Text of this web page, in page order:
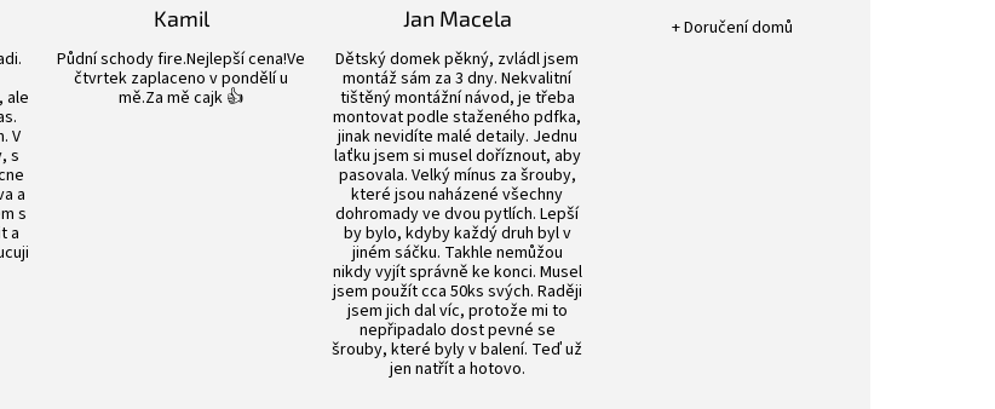
hvězdiček.
je 5 z 5 hvězdiček.
ale
V
s
a
s
a
Kamil
Hodnocení obchodu je 5 z 5 hvězdiček.
Půdní schody fire.Nejlepší cena!Ve
čtvrtek zaplaceno v pondělí u
mě.Za mě cajk 👍
Jan Macela
Hodnocení obchodu je 4 z 5 hvězdiček.
Dětský domek pěkný, zvládl jsem
montáž sám za 3 dny. Nekvalitní
tištěný montážní návod, je třeba
montovat podle staženého pdfka,
jinak nevidíte malé detaily. Jednu
laťku jsem si musel doříznout, aby
pasovala. Velký mínus za šrouby,
které jsou naházené všechny
dohromady ve dvou pytlích. Lepší
by bylo, kdyby každý druh byl v
jiném sáčku. Takhle nemůžou
nikdy vyjít správně ke konci. Musel
jsem použít cca 50ks svých. Raději
jsem jich dal víc, protože mi to
nepřipadalo dost pevné se
šrouby, které byly v balení. Teď už
jen natřít a hotovo.
Hodnocení obchodu je 5 z 5
+ Doručení domů